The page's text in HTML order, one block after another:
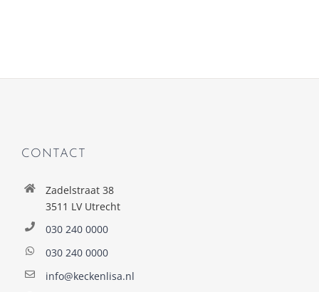
CONTACT
Zadelstraat 38
3511 LV Utrecht
030 240 0000
030 240 0000
info@keckenlisa.nl